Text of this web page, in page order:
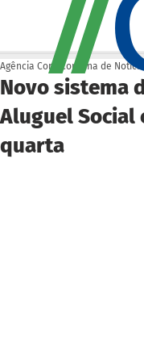
Novo sistema
Aluguel Social
quarta
Agência Cora Coralina de Notícias